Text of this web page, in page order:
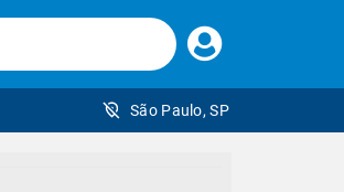
Faça
seu
São Paulo, SP